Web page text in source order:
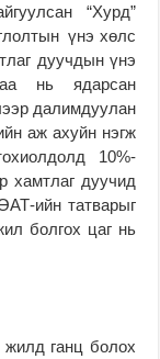
“Хурд”
үнэ хөлс
дуучдын үнэ
нь ядарсан
далимдуулан
аж ахуйн нэгж
10%-
хамтлаг дуучид
ийн татварыг
болгох цаг нь
жилд ганц болох